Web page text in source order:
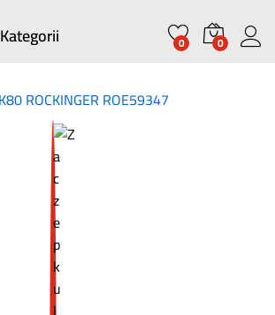
Kategorii 0 0